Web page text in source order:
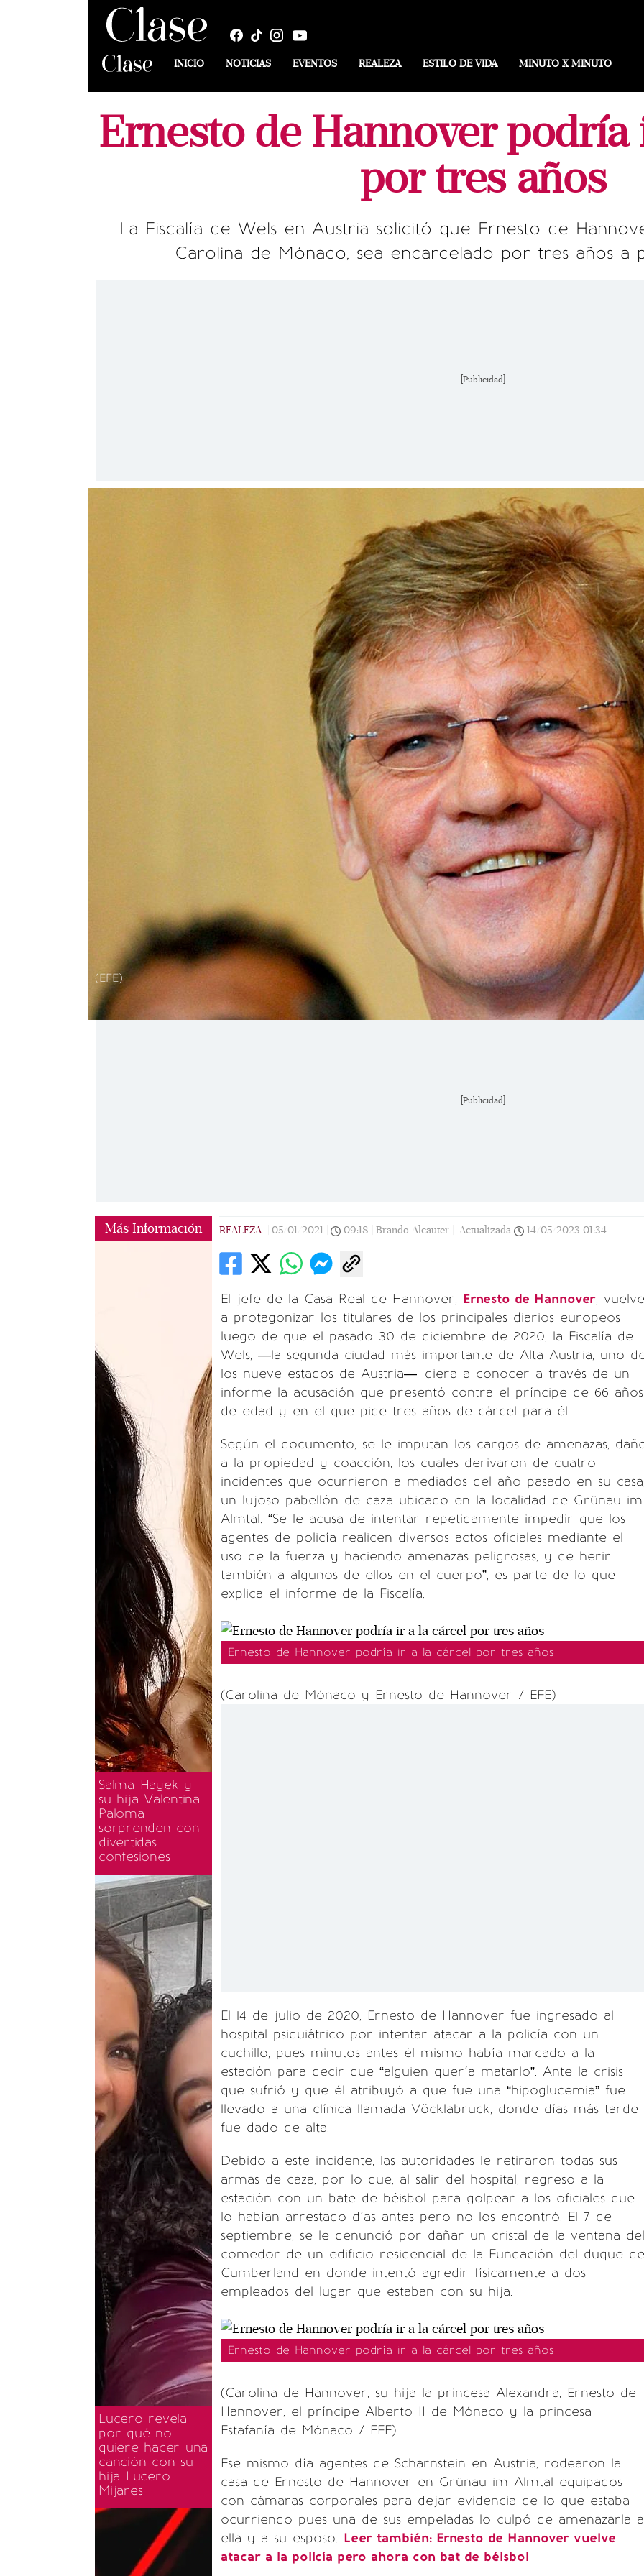
INICIO NOTICIAS EVENTOS REALEZA ESTILO DE VIDA MINUTO X MINUTO
Ernesto de Hannover
por tres años
La Fiscalía de Wels en Austria solicitó que Ernesto de
Carolina de Mónaco, sea encarcelado por tres años a
[Publicidad]
(EFE)
[Publicidad]
Más Información
Salma Hayek y
su hija Valentina
Paloma
sorprenden con
divertidas
confesiones
Lucero revela
por qué no
quiere hacer una
canción con su
hija Lucero
Mijares
REALEZA 05/01/2021 09:18 Brando Alcauter | Actualizada 14/05/2023 01:34
El jefe de la Casa Real de Hannover, Ernesto de Hannover, vuelve
a protagonizar los titulares de los principales diarios europeos
luego de que el pasado 30 de diciembre de 2020, la Fiscalía de
Wels, —la segunda ciudad más importante de Alta Austria, uno
los nueve estados de Austria—, diera a conocer a través de un
informe la acusación que presentó contra el príncipe de 66 años
de edad y en el que pide tres años de cárcel para él.
Según el documento, se le imputan los cargos de amenazas,
a la propiedad y coacción, los cuales derivaron de cuatro
incidentes que ocurrieron a mediados del año pasado en su casa,
un lujoso pabellón de caza ubicado en la localidad de Grünau im
Almtal. “Se le acusa de intentar repetidamente impedir que los
agentes de policía realicen diversos actos oficiales mediante el
uso de la fuerza y haciendo amenazas peligrosas, y de herir
también a algunos de ellos en el cuerpo”, es parte de lo que
explica el informe de la Fiscalía.
Ernesto de Hannover podría ir a la cárcel por tres años
(Carolina de Mónaco y Ernesto de Hannover / EFE)
El 14 de julio de 2020, Ernesto de Hannover fue ingresado al
hospital psiquiátrico por intentar atacar a la policía con un
cuchillo, pues minutos antes él mismo había marcado a la
estación para decir que “alguien quería matarlo”. Ante la crisis
que sufrió y que él atribuyó a que fue una “hipoglucemia” fue
llevado a una clínica llamada Vöcklabruck, donde días más tarde
fue dado de alta.
Debido a este incidente, las autoridades le retiraron todas sus
armas de caza, por lo que, al salir del hospital, regreso a la
estación con un bate de béisbol para golpear a los oficiales que
lo habían arrestado días antes pero no los encontró. El 7 de
septiembre, se le denunció por dañar un cristal de la ventana del
comedor de un edificio residencial de la Fundación del duque de
Cumberland en donde intentó agredir físicamente a dos
empleados del lugar que estaban con su hija.
Ernesto de Hannover podría ir a la cárcel por tres años
(Carolina de Hannover, su hija la princesa Alexandra, Ernesto de
Hannover, el príncipe Alberto II de Mónaco y la princesa
Estafanía de Mónaco / EFE)
Ese mismo día agentes de Scharnstein en Austria, rodearon la
casa de Ernesto de Hannover en Grünau im Almtal equipados
con cámaras corporales para dejar evidencia de lo que estaba
ocurriendo pues una de sus empeladas lo culpó de amenazarla a
ella y a su esposo. Leer también: Ernesto de Hannover vuelve
atacar a la policía pero ahora con bat de béisbol